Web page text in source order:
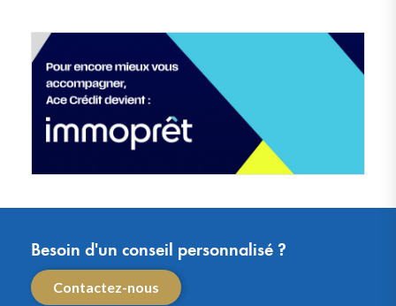
Besoin d'un conseil personnalisé ?
Contactez-nous